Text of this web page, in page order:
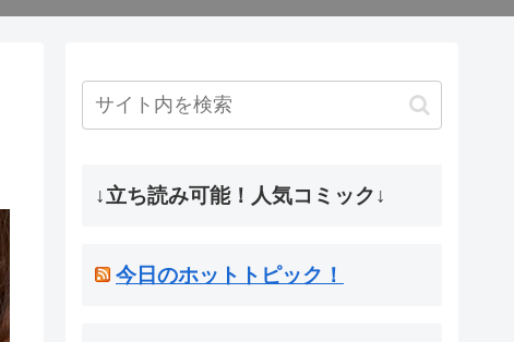
↓立ち読み可能！人気コミック↓
今日のホットトピック！